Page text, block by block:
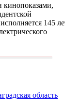
кинопоказами,
145
область